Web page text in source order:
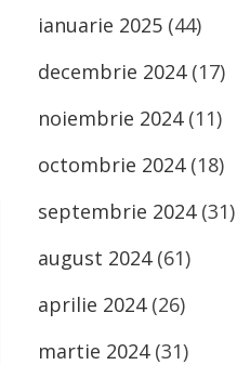
ianuarie 2025 (44)
decembrie 2024(17)
noiembrie 2024(11)
octombrie 2024(18)
septembrie 2024(31)
august 2024(61)
aprilie 2024(26)
martie 2024(31)